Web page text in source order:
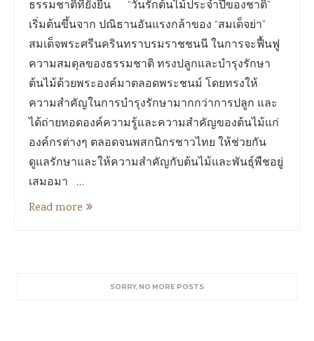
ธรรมชาติที่ยั่งยืน “วันรักต้นไม้ประจำปีของชาติ”
เริ่มต้นขึ้นจาก ปณิธานอันแรงกล้าของ “สมเด็จย่า”
สมเด็จพระศรีนครินทราบรมราชชนนี ในการจะฟื้นฟู
ความสมดุลของธรรมชาติ ทรงปลูกและบำรุงรักษา
ต้นไม้ด้วยพระองค์มาตลอดพระชนม์ โดยทรงให้
ความสำคัญในการบำรุงรักษามากกว่าการปลูก และ
ได้ถ่ายทอดองค์ความรู้และความสำคัญของต้นไม้แก่
องค์กรต่างๆ ตลอดจนพสกนิกรชาวไทย ให้ช่วยกัน
ดูแลรักษาและให้ความสำคัญกับต้นไม้และพันธุ์พืชอยู่
เสมอมา …
Read more
SORRY, NO MORE POSTS